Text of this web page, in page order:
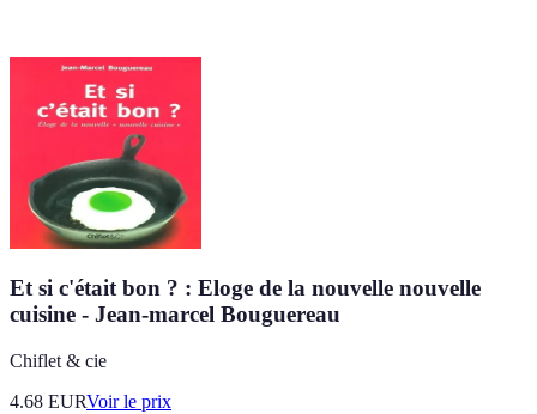
Et si c'était bon ? : Eloge de la nouvelle nouvelle
cuisine - Jean-marcel Bouguereau
Chiflet & cie
4.68 EURVoir le prix